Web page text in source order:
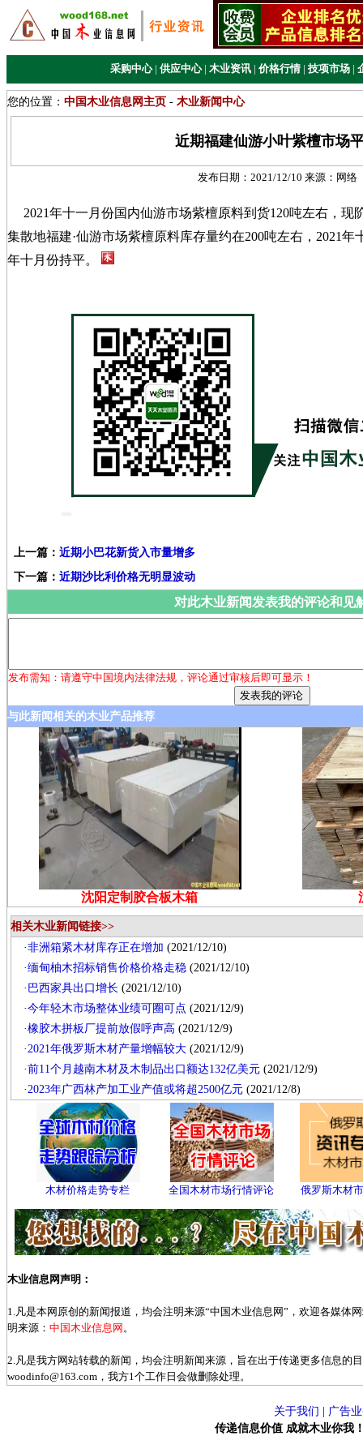
采购中心 | 供应中心 | 木业资讯 | 价格行情 | 技项市场 |
您的位置： 中国木业信息网主页 - 木业新闻中心
近期福建仙游小叶紫檀市场
发布日期： 2021/12/10 来源： 网络
2021年十一月份国内仙游市场紫檀原料到货120吨左右，现
集散地福建·仙游市场紫檀原料库存量约在200吨左右，2021年
年十月份持平。
上一篇： 近期小巴花新货入市量增多
下一篇： 近期沙比利价格无明显波动
对此木业新闻发表我的评论和见
发布需知：请遵守中国境内法律法规，评论通过审核后即可显示！
与此新闻相关的木业产品推荐
沈阳定制胶合板木箱
相关木业新闻链接>>
·非洲箱紧木材库存正在增加 (2021/12/10)
·缅甸柚木招标销售价格价格走稳 (2021/12/10)
· 巴西家具出口增长 (2021/12/10)
·今年轻木市场整体业绩可圈可点 (2021/12/9)
·橡胶木拼板厂提前放假呼声高 (2021/12/9)
·2021年俄罗斯木材产量增幅较大 (2021/12/9)
·前11个月越南木材及木制品出口额达132亿美元 (2021/12/9)
·2023年广西林产加工业产值或将超2500亿元 (2021/12/8)
木材价格走势专栏 全国木材市场行情评论 俄罗斯木材
木业信息网声明：
1.凡是本网原创的新闻报道，均会注明来源“中国木业信息网”，欢迎各媒体
明来源： 中国木业信息网 。
2.凡是我方网站转载的新闻，均会注明新闻来源，旨在出于传递更多信息的
woodinfo@163.com，我方1个工作日会做删除处理。
关于我们
广告
传递信息价值 成就木业你我